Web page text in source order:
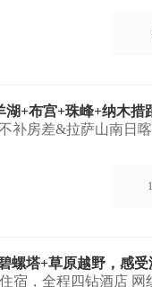
湖+布宫+珠峰+纳木措
补房差&拉萨山南日
螺塔+草原越野，感
宿，全程四钻酒店